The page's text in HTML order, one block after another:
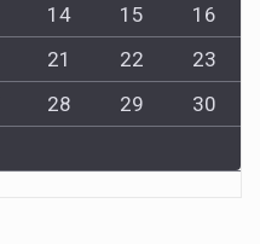
14 15
16
21 22
23
28 29
30